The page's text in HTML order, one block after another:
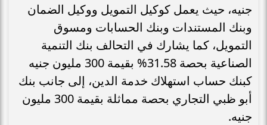
جنيه، حيث يعمل كوكيل التمويل ووكيل الضمان
وبنك المستندات وبنك الحسابات ومسوق
التمويل، كما يشارك في التحالف بنك التنمية
الصناعية بحصة 31.58% بقيمة 300 مليون جنيه
كبنك حساب استهلاك خدمة الدين، إلى جانب بنك
أبو ظبي التجاري بحصة مماثلة بقيمة 300 مليون
جنيه.